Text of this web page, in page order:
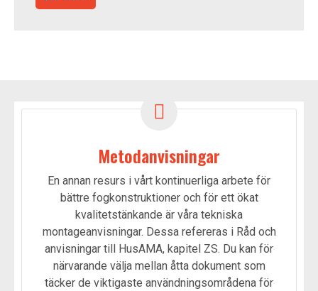
Metodanvisningar
En annan resurs i vårt kontinuerliga arbete för
bättre fogkonstruktioner och för ett ökat
kvalitetstänkande är våra tekniska
montageanvisningar. Dessa refereras i Råd och
anvisningar till HusAMA, kapitel ZS. Du kan för
närvarande välja mellan åtta dokument som
täcker de viktigaste användningsområdena för